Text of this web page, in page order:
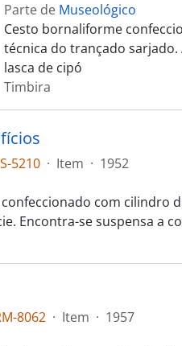
Parte de Museológico
Cesto bornaliforme
técnica do trançado
lasca de cipó
Timbira
5210 · Item · 1952
com cilindro
Encontra-se suspensa a
8062 · Item · 1957